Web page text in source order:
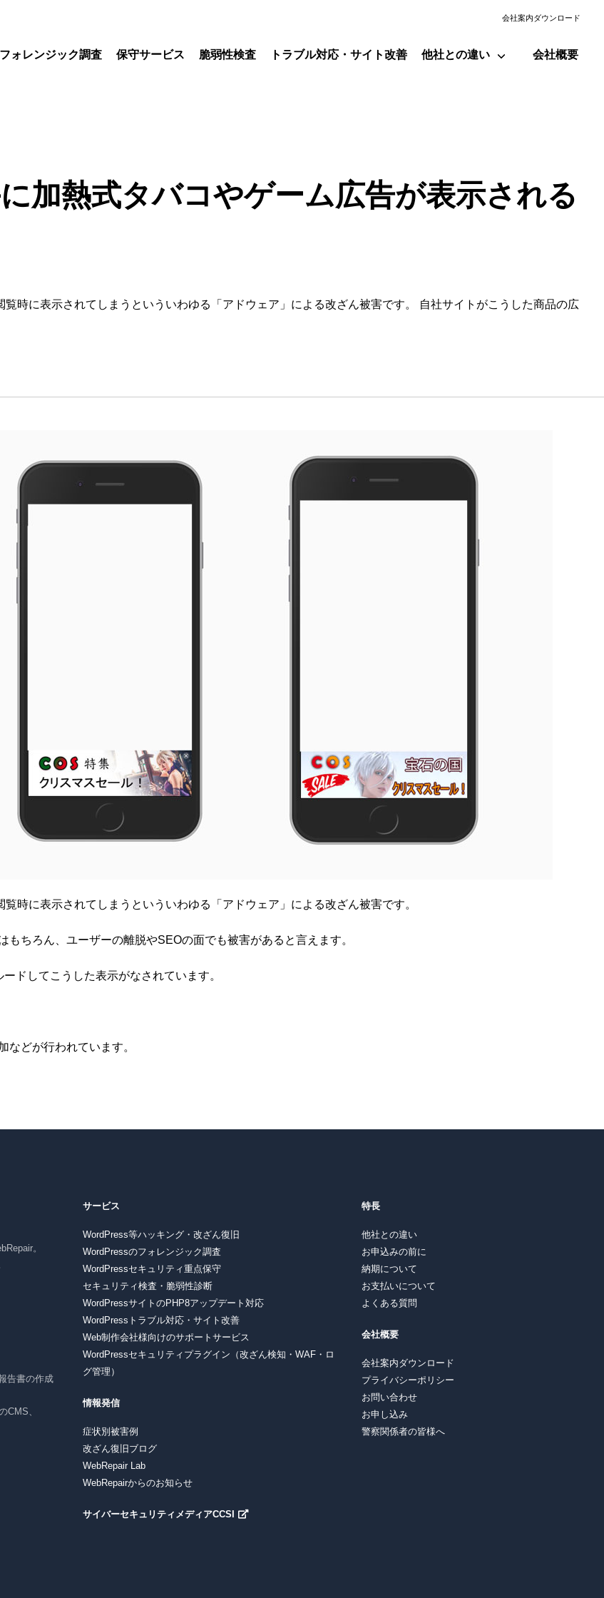
会社案内ダウンロード
フォレンジック調査 保守サービス 脆弱性検査 トラブル対応・サイト改善 他社との違い 会社概要
加熱式タバコやゲーム広告が表示される
時に表示されてしまうといういわゆる「アドウェア」による改ざん被害です。 自社サイトがこうした商品の広
時に表示されてしまうといういわゆる「アドウェア」による改ざん被害です。
ちろん、ユーザーの離脱やSEOの面でも被害があると言えます。
ードしてこうした表示がなされています。
などが行われています。
。
告書の作成
CMS、
サービス
WordPress等ハッキング・改ざん復旧
WordPressのフォレンジック調査
WordPressセキュリティ重点保守
セキュリティ検査・脆弱性診断
WordPressサイトのPHP8アップデート対応
WordPressトラブル対応・サイト改善
Web制作会社様向けのサポートサービス
WordPressセキュリティプラグイン（改ざん検知・WAF・ロ
グ管理）
情報発信
症状別被害例
改ざん復旧ブログ
WebRepair Lab
WebRepairからのお知らせ
サイバーセキュリティメディアCCSI
特長
他社との違い
お申込みの前に
納期について
お支払いについて
よくある質問
会社概要
会社案内ダウンロード
プライバシーポリシー
お問い合わせ
お申し込み
警察関係者の皆様へ